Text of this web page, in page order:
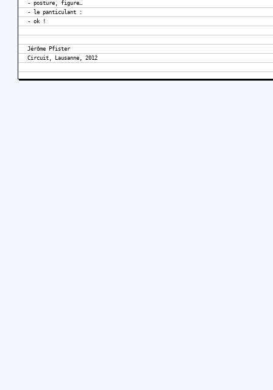
- posture, figure…
- le panticulant :
- ok !
Jérôme Pfister
Circuit, Lausanne, 2012